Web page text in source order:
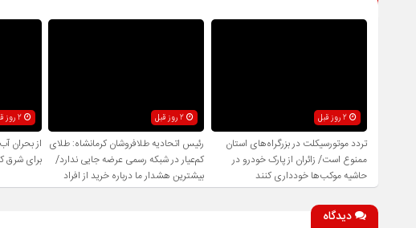
2 روز قبل
تردد موتورسیکلت در بزرگراه‌های استان
ممنوع است/ زائران از پارک خودرو در
حاشیه موکب‌ها خودداری کنند
2 روز قبل
رئیس اتحادیه طلافروشان کرمانشاه: طلای
کم‌عیار در شبکه رسمی عرضه جایی ندارد/
بیشترین هشدار ما درباره خرید از افراد
فاقد صلاحیت است
2 روز قبل
از بحران
برای شرق
دیدگاه